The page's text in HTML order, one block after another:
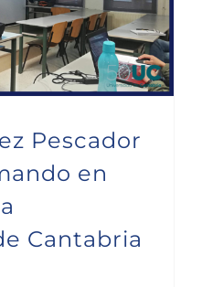
Pescador
en
Cantabria